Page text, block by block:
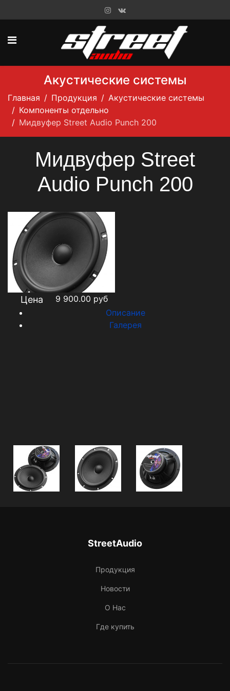
Акустические системы
Главная Продукция
Акустические системы
Компоненты отдельно
Мидвуфер Street Audio Punch 200
Мидвуфер Street
Audio Punch 200
Цена 9 900.00 руб
Описание
Галерея
StreetAudio
Продукция
Новости
О Нас
Где купить